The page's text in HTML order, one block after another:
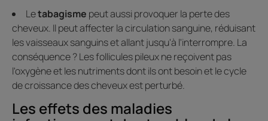
Letabagisme peut aussi provoquer la perte des
cheveux. Il peut affecter la circulation sanguine, réduisant
les vaisseaux sanguins et allant jusqu'à l'interrompre. La
conséquence ? Les follicules pileux ne reçoivent pas
l'oxygène et les nutriments dont ils ont besoin et le cycle
de croissance des cheveux est perturbé.
Les effets des maladies